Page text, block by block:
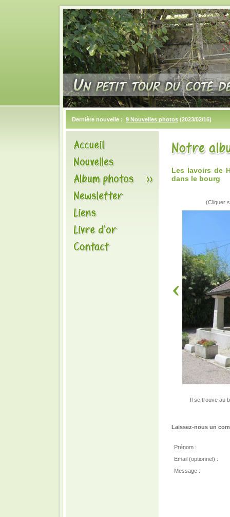
Dernière nouvelle : 9 Nouvelles photos (2023/02/16)
Les lavoirs de
dans le bourg
(Cliquer
Il se trouve au
Laissez-nous un
Prénom :
Email (optionnel) :
Message :